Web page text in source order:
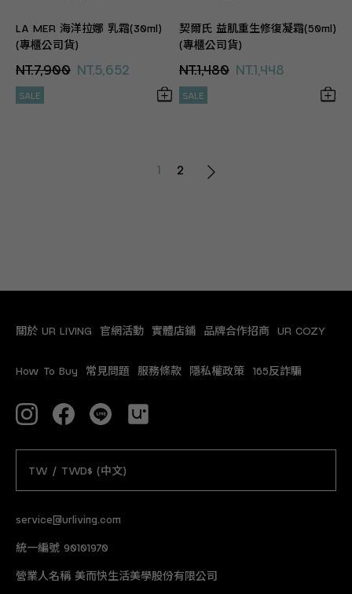
LA MER 海洋拉娜 乳霜(30ml)
(專櫃公司貨)
NT.7,900 NT.5,652
SALE
契爾氏 益肌重生修復凝霜(50ml)
(專櫃公司貨)
NT.1,480 NT.1,448
SALE
1 2
service@urliving.com
統一編號 90101970
營業人名稱 美而快生活美學股份有限公司
關於 UR LIVING 官網活動 實體店鋪 品牌合作招商 UR COZY
How To Buy 常見問題 服務條款 隱私權政策 165反詐騙
TW / TWD$ (中文)